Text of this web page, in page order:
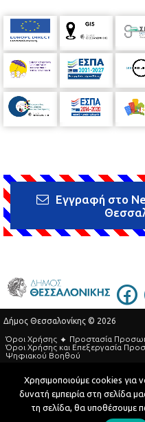
Εγγραφή στο
Δήμος Θεσσαλονίκης © 2026
Όροι Χρήσης
Προστασία
Όροι Xρήσης και Eπεξεργασία
Ψηφιακού Βοηθού
Τηλεφωνικός Κατάλογος
Developed by
Χρησιμοποιούμε cookies για
δυνατή εμπειρία στη σελίδα
τη σελίδα, θα υποθέσουμε